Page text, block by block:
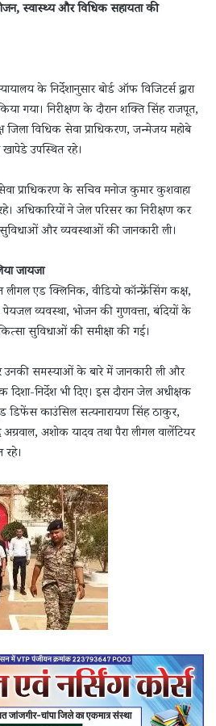
स्वास्थ्य और विधिक सहायता की
के निर्देशानुसार बोर्ड ऑफ विजिटर्स द्वारा
गया। निरीक्षण के दौरान शक्ति सिंह राजपूत,
जिला विधिक सेवा प्राधिकरण, जन्मेजय महोबे
उपस्थित रहे।
प्राधिकरण के सचिव मनोज कुमार कुशवाहा
अधिकारियों ने जेल परिसर का निरीक्षण कर
और व्यवस्थाओं की जानकारी ली।
जायजा
लीगल एड क्लिनिक, वीडियो कॉन्फ्रेंसिंग कक्ष,
व्यवस्था, भोजन की गुणवत्ता, बंदियों के
सुविधाओं की समीक्षा की गई।
उनकी समस्याओं के बारे में जानकारी ली और
निर्देश भी दिए। इस दौरान जेल अधीक्षक
डिफेंस काउंसिल सत्यनारायण सिंह ठाकुर,
अशोक यादव तथा पैरा लीगल वालेंटियर